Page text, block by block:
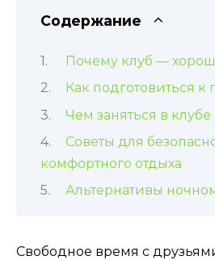
Содержание
Почему клуб —
Как подготовиться к
Чем заняться в клубе
Советы для
комфортного отдыха
Альтернативы
Свободное время с